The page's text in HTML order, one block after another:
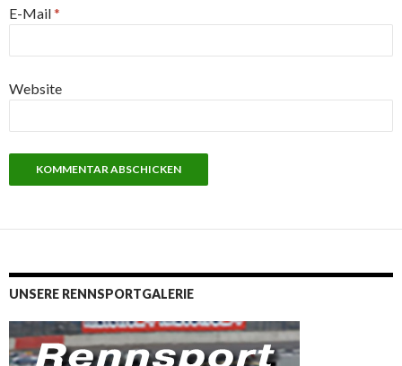
E-Mail*
Website
UNSERE RENNSPORTGALERIE